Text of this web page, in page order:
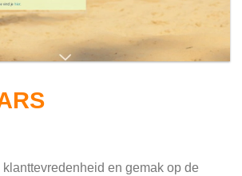
en gemak op de